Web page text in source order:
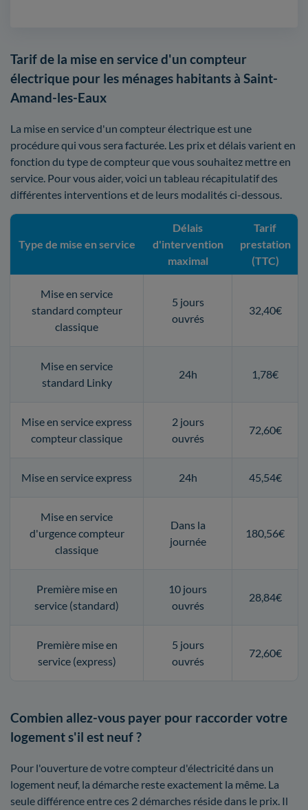
Tarif de la mise en service d'un compteur
électrique pour les ménages habitants à Saint-
Amand-les-Eaux
La mise en service d'un compteur électrique est une
procédure qui vous sera facturée. Les prix et délais varient en
fonction du type de compteur que vous souhaitez mettre en
service. Pour vous aider, voici un tableau récapitulatif des
différentes interventions et de leurs modalités ci-dessous.
Type de mise en service
Délais
d'intervention
maximal
Tarif
prestation
(TTC)
Mise en service
standard compteur
classique
5 jours
ouvrés
32,40€
Mise en service
standard Linky
24h 1,78€
Mise en service express
compteur classique
2 jours
ouvrés
72,60€
Mise en service express 24h 45,54€
Mise en service
d'urgence compteur
classique
Dans la
journée
180,56€
Première mise en
service (standard)
10 jours
ouvrés
28,84€
Première mise en
service (express)
5 jours
ouvrés
72,60€
Combien allez-vous payer pour raccorder votre
logement s'il est neuf ?
Pour l'ouverture de votre compteur d'électricité dans un
logement neuf, la démarche reste exactement la même. La
seule différence entre ces 2 démarches réside dans le prix. Il